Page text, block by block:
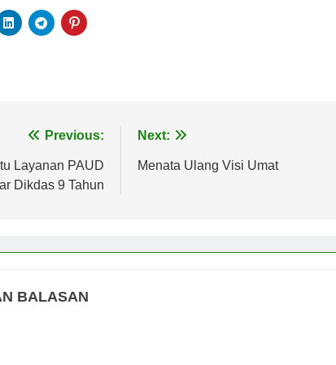
Previous:
Layanan PAUD
Dikdas 9 Tahun
Next:
Menata Ulang Visi Umat
BALASAN